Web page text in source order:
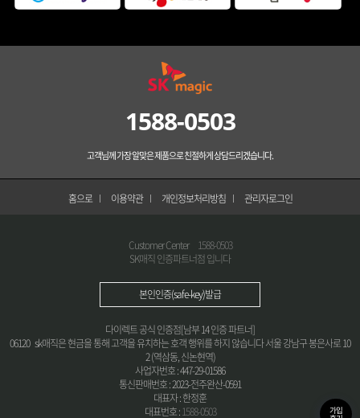
1588-0503
고객님께 가장 알맞은 제품으로 친절하게 상담드리겠습니다.
홈으로 이용약관 개인정보처리방침 관리자로그인
Customer Center 1588-0503
SK매직 인증파트너점 입니다
본인인증(safe-key)발급
다이렉트 공식 인증점[남부 14 인증 파트너]
06120 sk매직은 현금을 통해 고객을 유치하는 호객 행위를 하지 않습니다 서울 강남구 봉은사로 10
2 (역삼동, 신논현역)
사업자번호 : 447-29-01586
통신판매번호 : 2023-전주완산-0591
대표자 : 한정훈
대표번호 :1588-0503 가입